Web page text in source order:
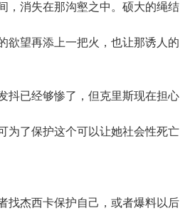
，消失在那沟壑之中。硕大的绳结
欲望再添上一把火，也让那诱人的
已经够惨了，但克里斯现在担心
为了保护这个可以让她社会性死亡
杰西卡保护自己，或者爆料以后